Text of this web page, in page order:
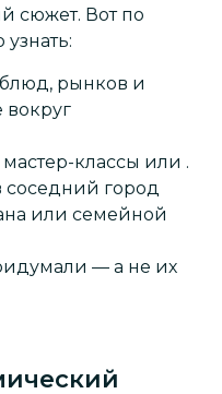
сюжет. Вот по
рынков и
вокруг
классы или .
соседний город
или семейной
— а не их